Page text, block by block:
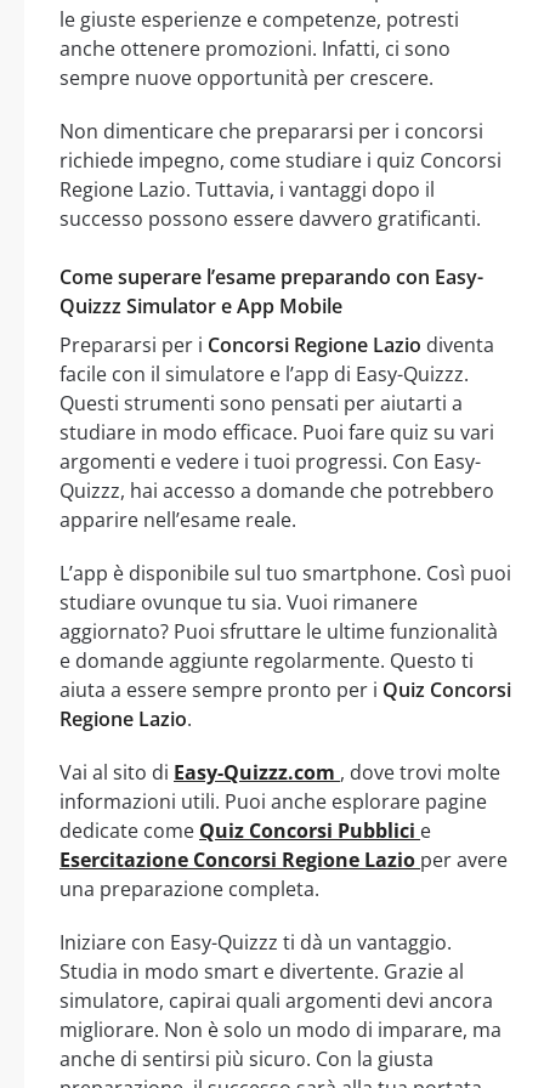
le giuste esperienze e competenze, potresti
anche ottenere promozioni. Infatti, ci sono
sempre nuove opportunità per crescere.
Non dimenticare che prepararsi per i concorsi
richiede impegno, come studiare i quiz Concorsi
Regione Lazio. Tuttavia, i vantaggi dopo il
successo possono essere davvero gratificanti.
Come superare l’esame preparando con Easy-
Quizzz Simulator e App Mobile
Prepararsi per i Concorsi Regione Lazio diventa
facile con il simulatore e l’app di Easy-Quizzz.
Questi strumenti sono pensati per aiutarti a
studiare in modo efficace. Puoi fare quiz su vari
argomenti e vedere i tuoi progressi. Con Easy-
Quizzz, hai accesso a domande che potrebbero
apparire nell’esame reale.
L’app è disponibile sul tuo smartphone. Così puoi
studiare ovunque tu sia. Vuoi rimanere
aggiornato? Puoi sfruttare le ultime funzionalità
e domande aggiunte regolarmente. Questo ti
aiuta a essere sempre pronto per i Quiz Concorsi
Regione Lazio.
Vai al sito di Easy-Quizzz.com , dove trovi molte
informazioni utili. Puoi anche esplorare pagine
dedicate come Quiz Concorsi Pubblici e
Esercitazione Concorsi Regione Lazio per avere
una preparazione completa.
Iniziare con Easy-Quizzz ti dà un vantaggio.
Studia in modo smart e divertente. Grazie al
simulatore, capirai quali argomenti devi ancora
migliorare. Non è solo un modo di imparare, ma
anche di sentirsi più sicuro. Con la giusta